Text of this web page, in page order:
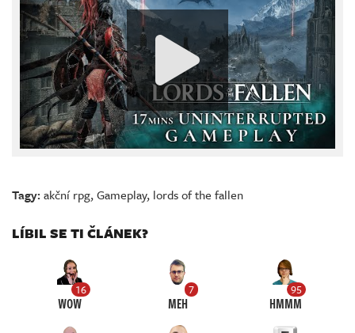
Tagy:akční rpg,Gameplay, lords of the fallen
LÍBIL SE TI ČLÁNEK?
16
WOW
7
MEH
95
HMMM